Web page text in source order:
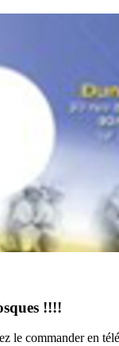
!!!!
le commander en